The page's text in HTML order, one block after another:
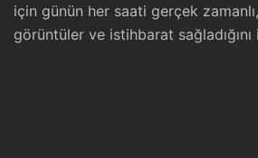
için günün her saati gerçek
görüntüler ve istihbarat